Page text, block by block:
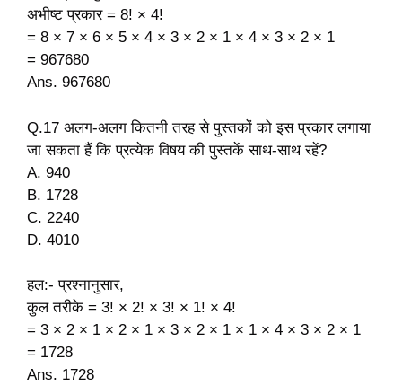
अभीष्ट प्रकार = 8! × 4!
= 8 × 7 × 6 × 5 × 4 × 3 × 2 × 1 × 4 × 3 × 2 × 1
= 967680
Ans. 967680
Q.17 अलग-अलग कितनी तरह से पुस्तकों को इस प्रकार लगाया
जा सकता हैं कि प्रत्येक विषय की पुस्तकें साथ-साथ रहें?
A. 940
B. 1728
C. 2240
D. 4010
हल:- प्रश्नानुसार,
कुल तरीके = 3! × 2! × 3! × 1! × 4!
= 3 × 2 × 1 × 2 × 1 × 3 × 2 × 1 × 1 × 4 × 3 × 2 × 1
= 1728
Ans. 1728